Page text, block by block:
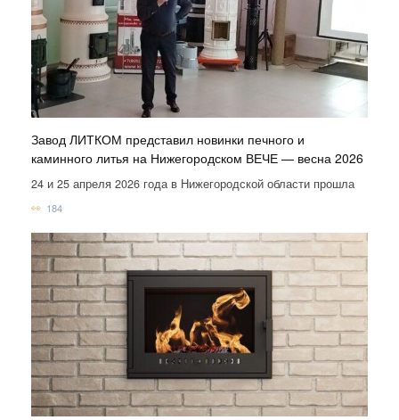
Завод ЛИТКОМ представил новинки печного и
каминного литья на Нижегородском ВЕЧЕ — весна 2026
24 и 25 апреля 2026 года в Нижегородской области прошла
184